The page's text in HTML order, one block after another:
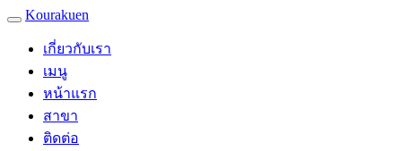
Kourakuen
เกี่ยวกับเรา
เมนู
หน้าแรก
สาขา
ติดต่อ